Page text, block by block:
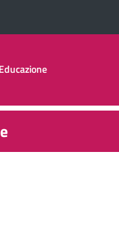
Educazione